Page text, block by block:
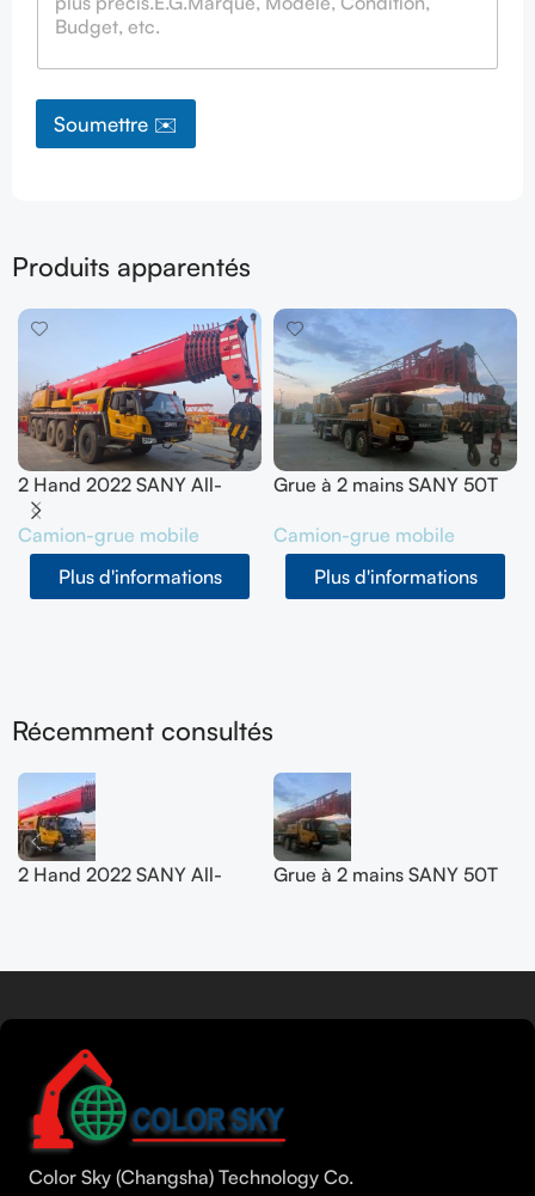
Soumettre ✉️
Produits apparentés
2 Hand 2022 SANY All-
Terrain Crane 200T
SYM5556JQZ200C
Camion-grue mobile
Plus d'informations
Grue à 2 mains SANY 50T
2021
Camion-grue mobile
Plus d'informations
Récemment consultés
2 Hand 2022 SANY All-
Grue à 2 mains SANY 50T
Color Sky (Changsha) Technology Co.
Urdu
Tamil